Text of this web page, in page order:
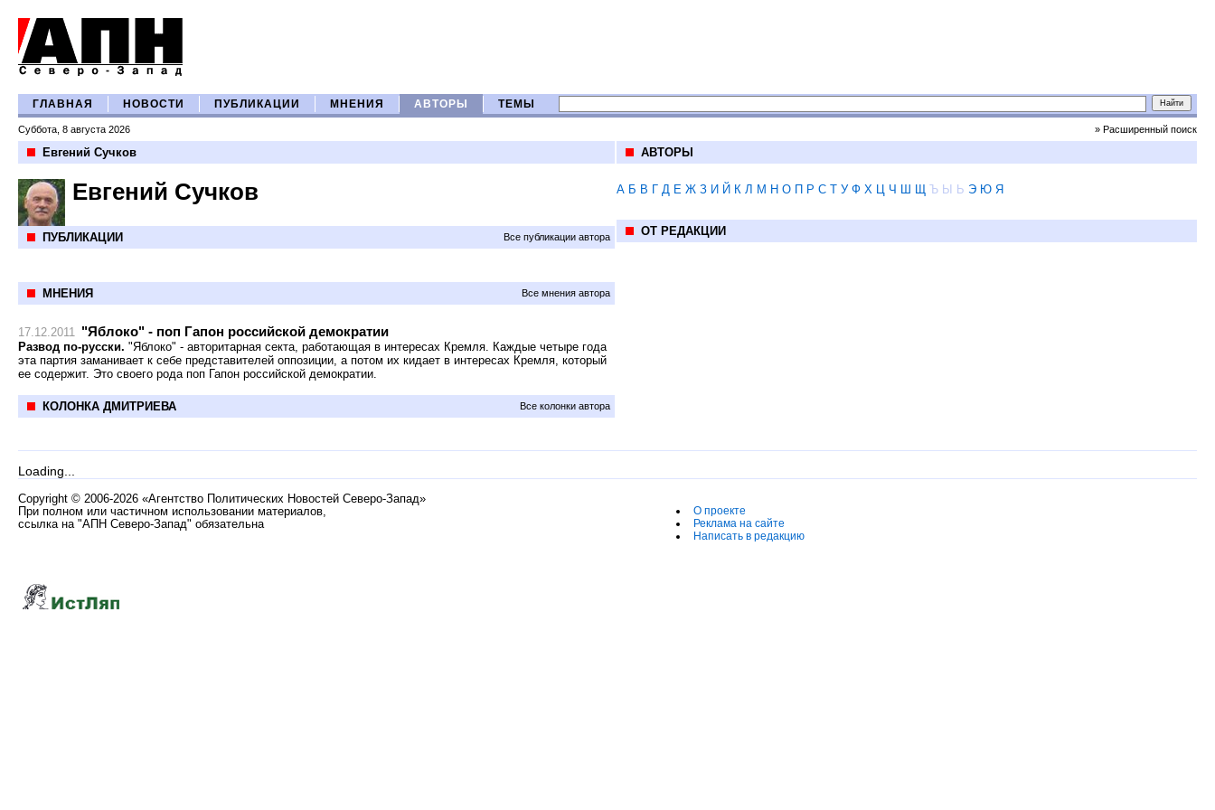
ГЛАВНАЯ НОВОСТИ ПУБЛИКАЦИИ МНЕНИЯ АВТОРЫ ТЕМЫ
Суббота, 8 августа 2026 » Расширенный поиск
Евгений Сучков
Евгений Сучков
ПУБЛИКАЦИИ Все публикации автора
МНЕНИЯ Все мнения автора
17.12.2011 "Яблоко" - поп Гапон российской демократии
Развод по-русски. "Яблоко" - авторитарная секта, работающая в интересах Кремля. Каждые четыре года
эта партия заманивает к себе представителей оппозиции, а потом их кидает в интересах Кремля, который
ее содержит. Это своего рода поп Гапон российской демократии.
КОЛОНКА ДМИТРИЕВА Все колонки автора
АВТОРЫ
А Б В Г Д Е Ж З И Й К Л М Н О П Р С Т У Ф Х Ц Ч Ш Щ Ъ Ы Ь Э Ю Я
ОТ РЕДАКЦИИ
Loading...
Copyright © 2006-2026 «Агентство Политических Новостей Северо-Запад»
При полном или частичном использовании материалов,
ссылка на "АПН Северо-Запад" обязательна
О проекте
Реклама на сайте
Написать в редакцию